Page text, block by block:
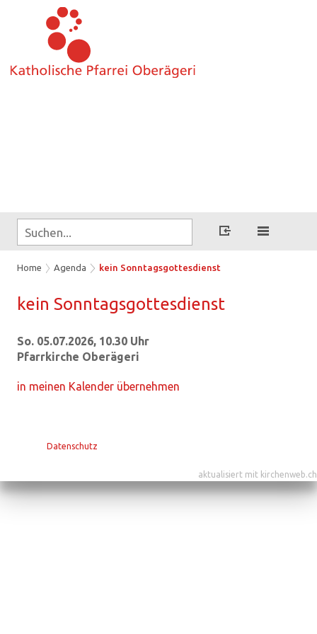
Home Agenda kein Sonntagsgottesdienst
kein Sonn­tags­got­tes­dienst
So. 05.07.2026, 10.30 Uhr
Pfarrkirche Oberägeri
in meinen Kalender übernehmen
Datenschutz
aktualisiert mit kirchenweb.ch